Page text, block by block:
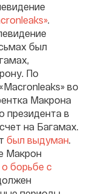
.
был
По
во
Макрона
президента в
на Багамах.
был выдуман.
Макрон
борьбе с